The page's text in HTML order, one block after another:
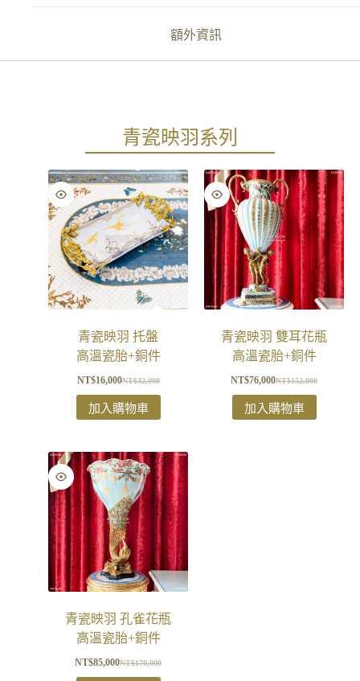
額外資訊
青瓷映羽系列
青瓷映羽 托盤
高溫瓷胎+銅件
NT$32,000
NT$16,000
加入購物車
青瓷映羽 雙耳花瓶
高溫瓷胎+銅件
NT$152,000
NT$76,000
加入購物車
青瓷映羽 孔雀花瓶
高溫瓷胎+銅件
NT$170,000
NT$85,000